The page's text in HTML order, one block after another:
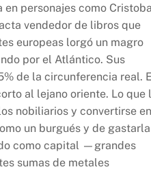
personajes como
vendedor de libros que
europeas lorgó un magro
por el Atlántico. Sus
de la circunferencia real.
al lejano oriente. Lo que
nobiliarios y convertirse en
un burgués y de gastarla
como capital —grandes
sumas de metales